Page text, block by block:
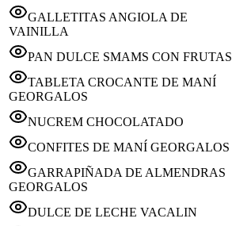
GALLETITAS ANGIOLA DE
VAINILLA
PAN DULCE SMAMS CON FRUTAS
TABLETA CROCANTE DE MANÍ
GEORGALOS
NUCREM CHOCOLATADO
CONFITES DE MANÍ GEORGALOS
GARRAPIÑADA DE ALMENDRAS
GEORGALOS
DULCE DE LECHE VACALIN